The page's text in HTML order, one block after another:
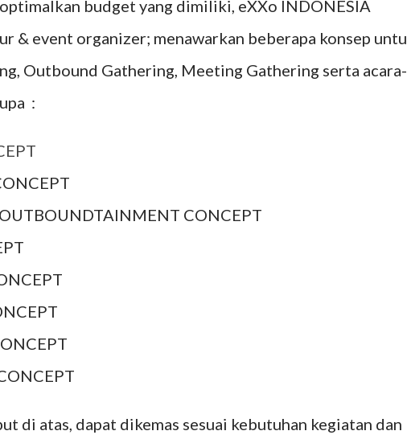
budget yang dimiliki, eXXo INDONESIA
& event organizer; menawarkan beberapa konsep
Outbound Gathering, Meeting Gathering serta acara-
:
CONCEPT
di atas, dapat dikemas sesuai kebutuhan kegiatan dan